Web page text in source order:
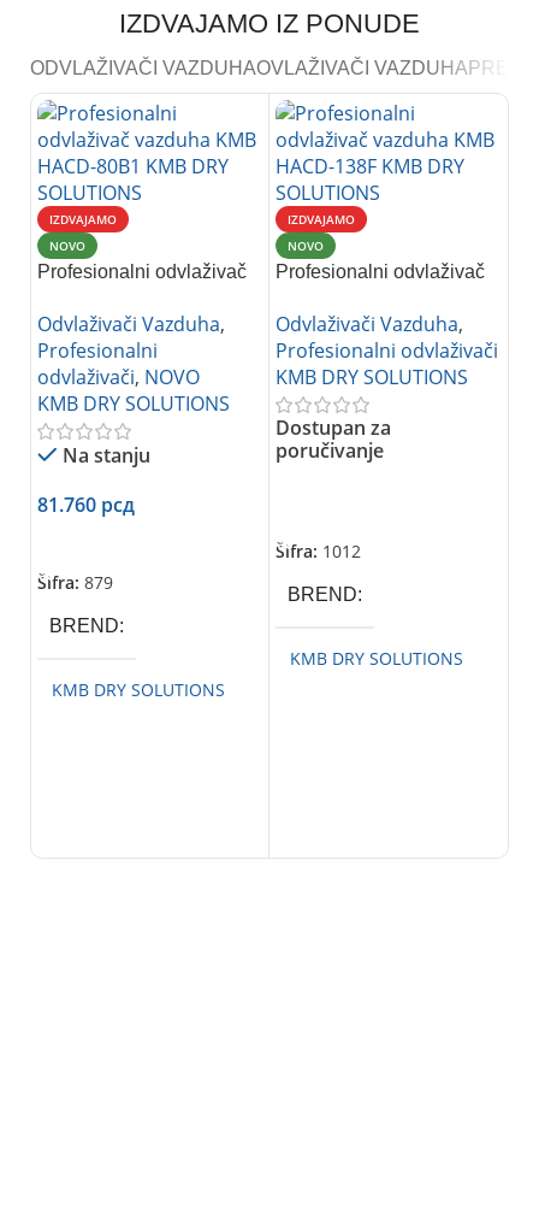
IZDVAJAMO IZ PONUDE
ODVLAŽIVAČI VAZDUHAOVLAŽIVAČI VAZDUHA
IZDVAJAMO
NOVO
Profesionalni odvlaživač
80B1
Odvlaživači Vazduha,
Profesionalni
odvlaživači, NOVO
KMB DRY SOLUTIONS
Na stanju
81.760 рсд
Šifra: 879
BREND
KMB DRY SOLUTIONS
IZDVAJAMO
NOVO
Profesionalni odvlaživač
138F
Odvlaživači Vazduha,
Profesionalni odvlaživači
KMB DRY SOLUTIONS
Dostupan za
poručivanje
Šifra: 1012
BREND
KMB DRY SOLUTIONS